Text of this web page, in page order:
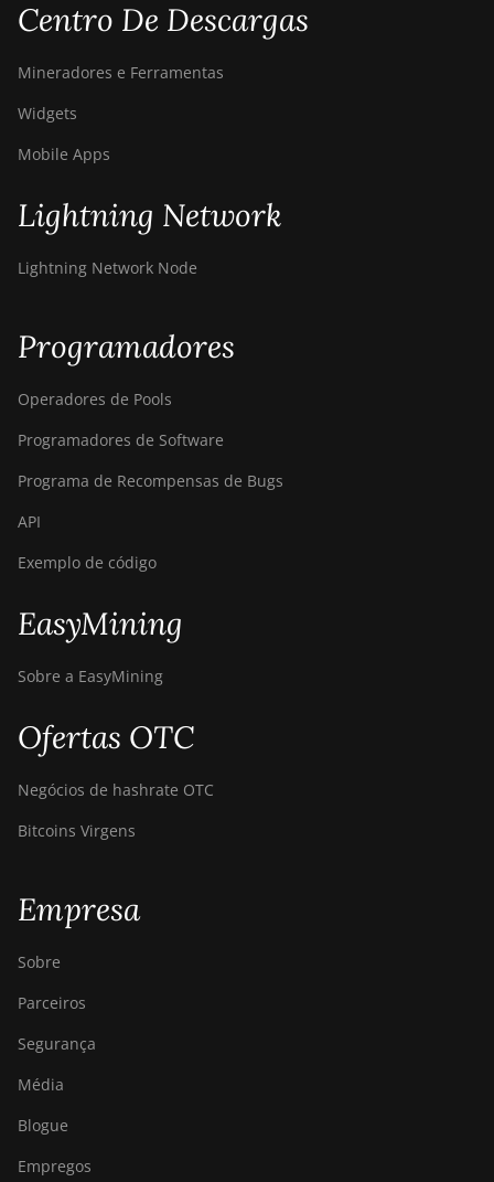
Centro De Descargas
Mineradores e Ferramentas
Widgets
Mobile Apps
Lightning Network
Lightning Network Node
Programadores
Operadores de Pools
Programadores de Software
Programa de Recompensas de Bugs
API
Exemplo de código
EasyMining
Sobre a EasyMining
Ofertas OTC
Negócios de hashrate OTC
Bitcoins Virgens
Empresa
Sobre
Parceiros
Segurança
Média
Blogue
Empregos